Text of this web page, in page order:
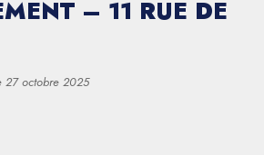
– 11 RUE DE
27 octobre 2025